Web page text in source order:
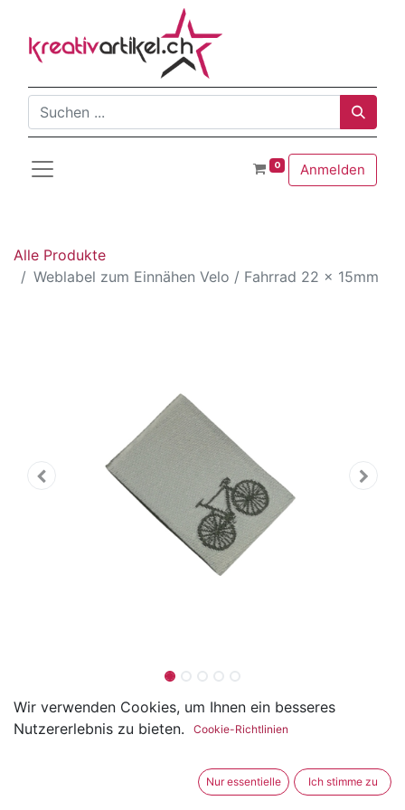
0 Anmelden
Alle Produkte
Weblabel zum Einnähen Velo / Fahrrad 22 x 15mm
Weblabel zum Einnähen Velo /
Fahrrad 22 x 15mm
Wir verwenden Cookies, um Ihnen ein besseres
Nutzererlebnis zu bieten.
Cookie-Richtlinien
Nur essentielle Ich stimme zu